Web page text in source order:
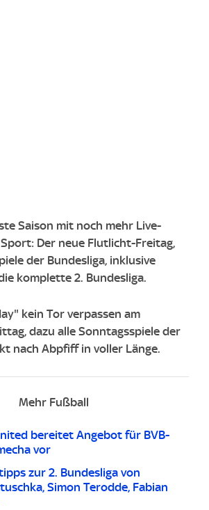
Saison mit noch mehr Live-
Der neue Flutlicht-Freitag,
der Bundesliga, inklusive
komplette 2. Bundesliga.
kein Tor verpassen am
dazu alle Sonntagsspiele der
nach Abpfiff in voller Länge.
Mehr Fußball
bereitet Angebot für BVB-
vor
zur 2. Bundesliga von
Simon Terodde, Fabian